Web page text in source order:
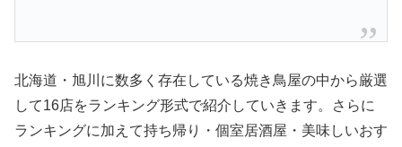
北海道・旭川に数多く存在している焼き鳥屋の中から厳選
して16店をランキング形式で紹介していきます。さらに
ランキングに加えて持ち帰り・個室居酒屋・美味しいおす